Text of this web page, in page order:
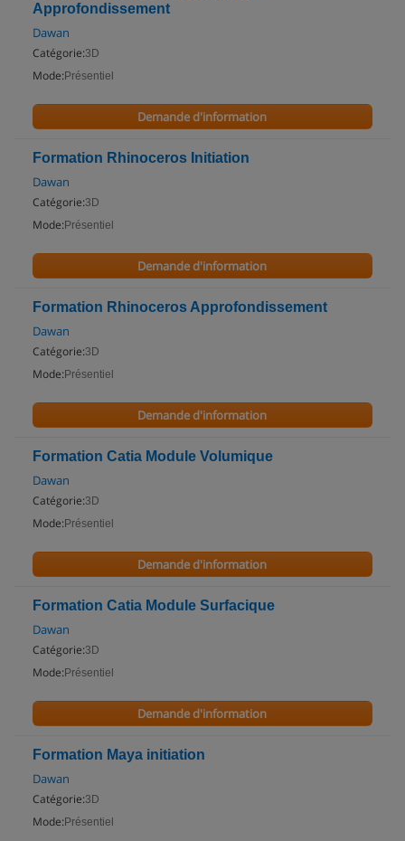
Approfondissement
Dawan
Catégorie:3D
Mode: Présentiel
Demande d'information
Formation Rhinoceros Initiation
Dawan
Catégorie:3D
Mode: Présentiel
Demande d'information
Formation Rhinoceros Approfondissement
Dawan
Catégorie:3D
Mode: Présentiel
Demande d'information
Formation Catia Module Volumique
Dawan
Catégorie:3D
Mode: Présentiel
Demande d'information
Formation Catia Module Surfacique
Dawan
Catégorie:3D
Mode: Présentiel
Demande d'information
Formation Maya initiation
Dawan
Catégorie:3D
Mode: Présentiel